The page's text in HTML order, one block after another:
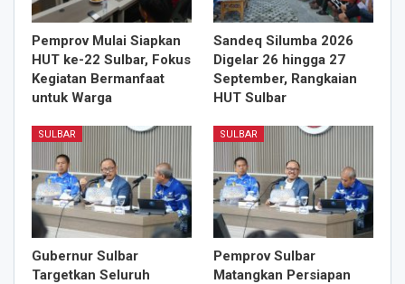
Pemprov Mulai Siapkan
HUT ke-22 Sulbar, Fokus
Kegiatan Bermanfaat
untuk Warga
Sandeq Silumba 2026
Digelar 26 hingga 27
September, Rangkaian
HUT Sulbar
SULBAR
Gubernur Sulbar
Targetkan Seluruh
SULBAR
Pemprov Sulbar
Matangkan Persiapan